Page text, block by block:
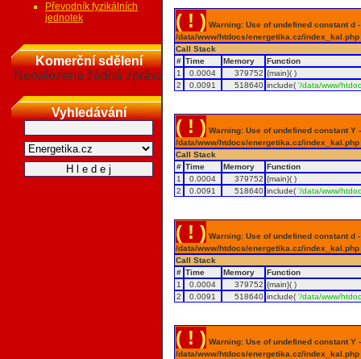
Převodník fyzikálních
jednotek
Komerční sdělení
Nenalezena žádná zpráva
Vyhledávání
( ! ) Warning: Use of undefined constant
/data/www/htdocs/energetika.cz/
Call Stack
# Time Memory
Function
1
0.0004 379752 {main}( )
2
0.0091 518640 include('/data/www/
( ! ) Warning: Use of undefined constant
/data/www/htdocs/energetika.cz/
Call Stack
# Time Memory
Function
1
0.0004 379752 {main}( )
2
0.0091 518640 include('/data/www/
( ! ) Warning: Use of undefined constant
/data/www/htdocs/energetika.cz/
Call Stack
# Time Memory
Function
1
0.0004 379752 {main}( )
2
0.0091 518640 include('/data/www/
( ! ) Warning: Use of undefined constant
/data/www/htdocs/energetika.cz/